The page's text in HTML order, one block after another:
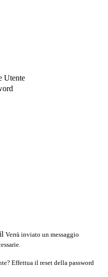
Utente
Verrà inviato un messaggio
Effettua il reset della password